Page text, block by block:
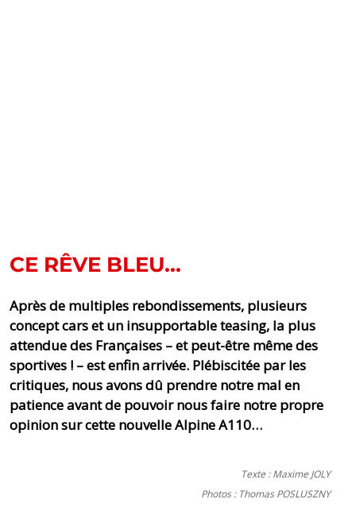
CE RÊVE BLEU...
Après de multiples rebondissements, plusieurs
concept cars et un insupportable teasing, la plus
attendue des Françaises – et peut-être même des
sportives ! – est enfin arrivée. Plébiscitée par les
critiques, nous avons dû prendre notre mal en
patience avant de pouvoir nous faire notre propre
opinion sur cette nouvelle Alpine A110…
Texte : Maxime JOLY
Photos : Thomas POSLUSZNY